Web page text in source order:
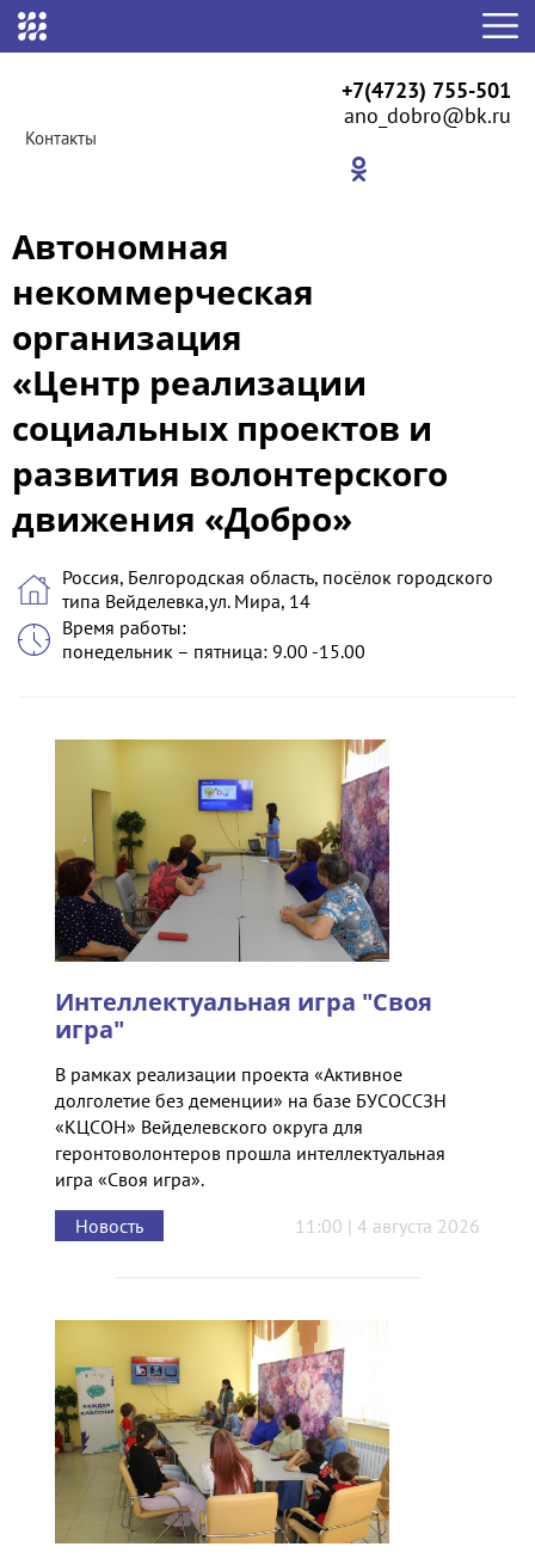
Контакты
+7(4723) 755-501
ano_dobro@bk.ru
Автономная
некоммерческая
организация
«Центр реализации
социальных проектов и
развития волонтерского
движения «Добро»
Россия, Белгородская область, посёлок городского
типа Вейделевка,ул. Мира, 14
Время работы:
понедельник – пятница: 9.00 -15.00
Интеллектуальная игра "Своя
игра"
В рамках реализации проекта «Активное
долголетие без деменции» на базе БУСОССЗН
«КЦСОН» Вейделевского округа для
геронтоволонтеров прошла интеллектуальная
игра «Своя игра».
Новость
11:00 | 4 августа 2026